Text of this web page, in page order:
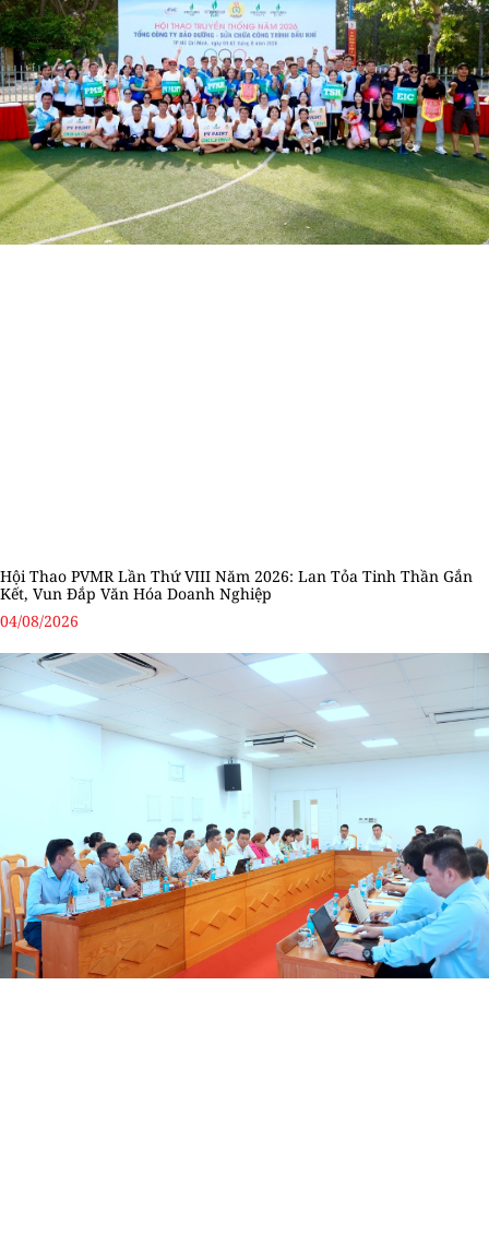
Hội Thao PVMR Lần Thứ VIII Năm 2026: Lan Tỏa Tinh Thần Gắn
Kết, Vun Đắp Văn Hóa Doanh Nghiệp
04/08/2026